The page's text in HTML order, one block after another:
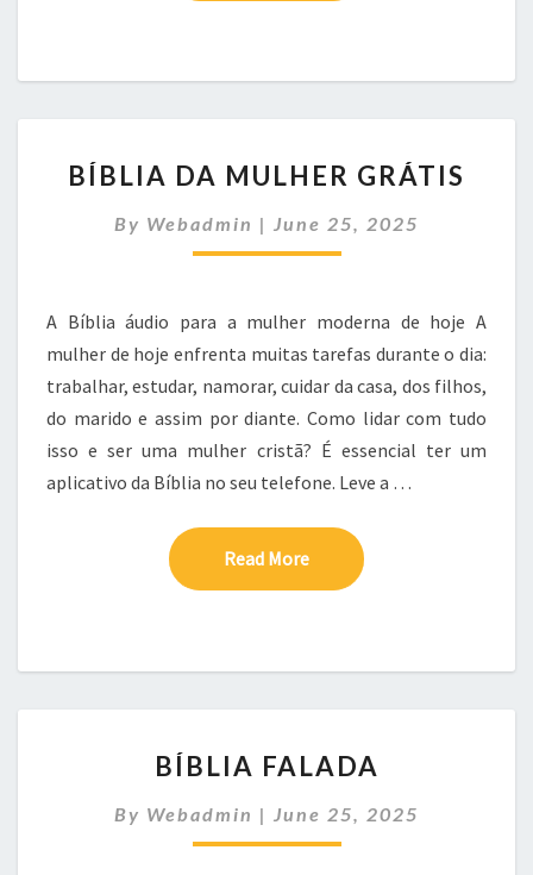
DA
GRÁTIS
BÍBLIA DA MULHER GRÁTIS
By Webadmin | June 25, 2025
A Bíblia áudio para a mulher moderna de hoje A
mulher de hoje enfrenta muitas tarefas durante o dia:
trabalhar, estudar, namorar, cuidar da casa, dos filhos,
do marido e assim por diante. Como lidar com tudo
isso e ser uma mulher cristã? É essencial ter um
aplicativo da Bíblia no seu telefone. Leve a …
Read MoreRead More
FALADA
BÍBLIA FALADA
By Webadmin | June 25, 2025